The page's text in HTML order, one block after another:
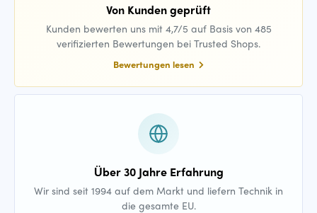
Von Kunden geprüft
Kunden bewerten uns mit 4,7/5 auf Basis von 485
verifizierten Bewertungen bei Trusted Shops.
Bewertungen lesen
Über 30 Jahre Erfahrung
Wir sind seit 1994 auf dem Markt und liefern Technik in
die gesamte EU.